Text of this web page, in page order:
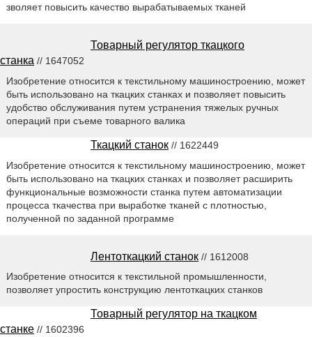
зволяет повысить качество вырабатываемых тканей
Товарный регулятор ткацкого
станка // 1647052
Изобретение относится к текстильному машиностроению, может
быть использовано на ткацких станках и позволяет повысить
удобство обслуживания путем устранения тяжелых ручных
операций при съеме товарного валика
Ткацкий станок // 1622449
Изобретение относится к текстильному машиностроению, может
быть использовано на ткацких станках и позволяет расширить
функциональные возможности станка путем автоматизации
процесса ткачества при выработке тканей с плотностью,
полученной по заданной программе
Лентоткацкий станок // 1612008
Изобретение относится к текстильной промышленности,
позволяет упростить конструкцию лентоткацких станков
Товарный регулятор на ткацком
станке // 1602396